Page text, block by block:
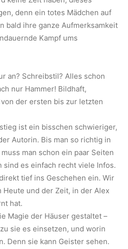
denn ein totes Mädchen auf
bald ihre ganze Aufmerksamkeit
Kampf ums
an? Schreibstil? Alles schon
nur Hammer! Bildhaft,
der ersten bis zur letzten
ist ein bisschen schwieriger,
Autorin. Bis man so richtig in
man schon ein paar Seiten
sind es einfach recht viele Infos.
tief ins Geschehen ein. Wir
und der Zeit, in der Alex
hat.
Magie der Häuser gestaltet –
sie es einsetzen, und worin
Denn sie kann Geister sehen.